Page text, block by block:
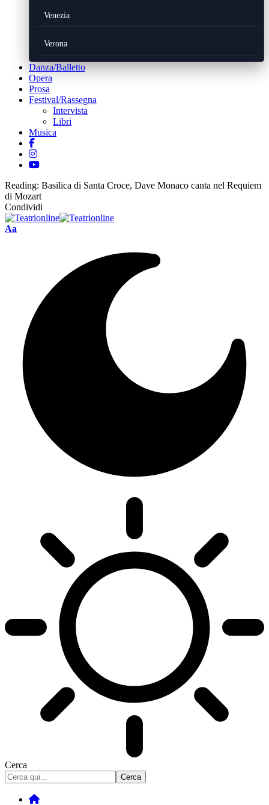
Venezia
Verona
Danza/Balletto
Opera
Prosa
Festival/Rassegna
Intervista
Libri
Musica
Reading: Basilica di Santa Croce, Dave Monaco canta nel Requiem
di Mozart
Condividi
Font
Aa
Cerca